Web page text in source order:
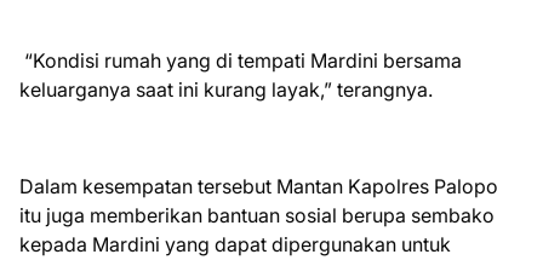
“Kondisi rumah yang di tempati Mardini bersama
keluarganya saat ini kurang layak,” terangnya.
Dalam kesempatan tersebut Mantan Kapolres Palopo
itu juga memberikan bantuan sosial berupa sembako
kepada Mardini yang dapat dipergunakan untuk